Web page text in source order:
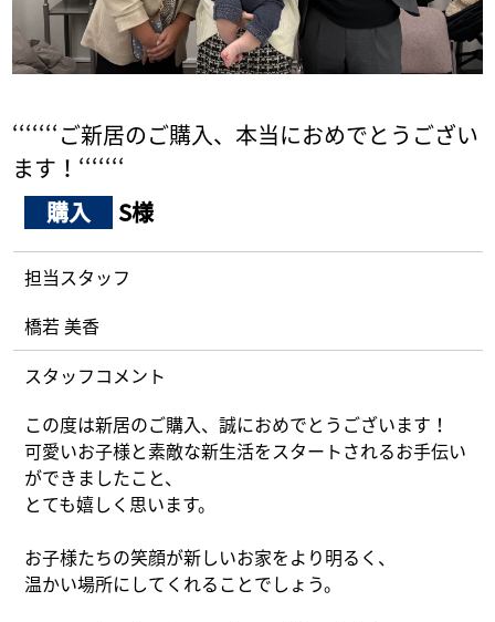
採用情報
お気に入り物件一覧
サイトマップ
What’s MIRAKARE
‘‘‘‘‘‘‘ご新居のご購入、本当におめでとうござい
ます！‘‘‘‘‘‘‘
購入
S様
担当スタッフ
橋若 美香
スタッフコメント
この度は新居のご購入、誠におめでとうございます！
可愛いお子様と素敵な新生活をスタートされるお手伝い
ができましたこと、
とても嬉しく思います。
お子様たちの笑顔が新しいお家をより明るく、
温かい場所にしてくれることでしょう。